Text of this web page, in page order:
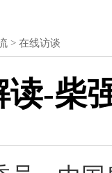
> 在线访谈
读-柴